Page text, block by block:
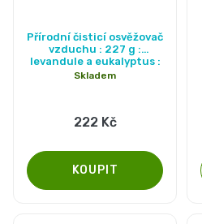
Přírodní čisticí osvěžovač
vzduchu : 227 g :
levandule a eukalyptus :
Nature+
Skladem
222 Kč